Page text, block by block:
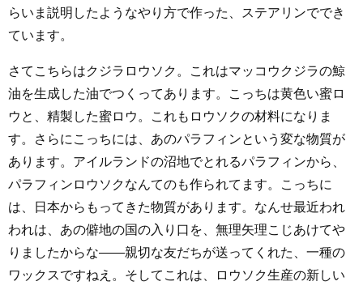
らいま説明したようなやり方で作った、ステアリンででき
ています。
さてこちらはクジラロウソク。これはマッコウクジラの鯨
油を生成した油でつくってあります。こっちは黄色い蜜ロ
ウと、精製した蜜ロウ。これもロウソクの材料になりま
す。さらにこっちには、あのパラフィンという変な物質が
あります。アイルランドの沼地でとれるパラフィンから、
パラフィンロウソクなんてのも作られてます。こっちに
は、日本からもってきた物質があります。なんせ最近われ
われは、あの僻地の国の入り口を、無理矢理こじあけてや
りましたからな――親切な友だちが送ってくれた、一種の
ワックスですねえ。そしてこれは、ロウソク生産の新しい